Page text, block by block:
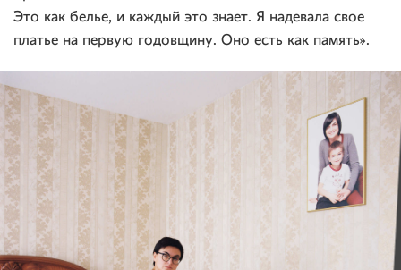
Это как белье, и каждый это знает. Я надевала свое
платье на первую годовщину. Оно есть как память».